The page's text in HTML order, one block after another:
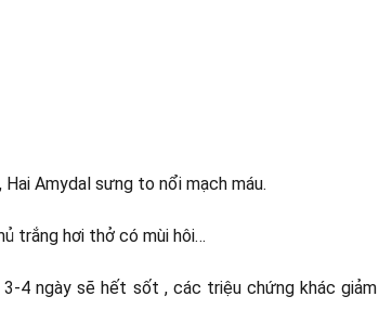
Amydal sưng to nổi mạch máu.
trắng hơi thở có mùi hôi…
4 ngày sẽ hết sốt , các triệu chứng khác giảm